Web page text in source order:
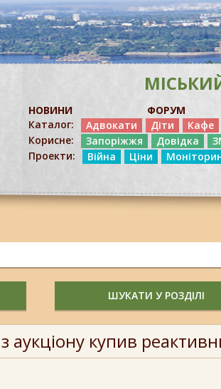
НОВИНИ ФОРУМ
Каталог:
Адвокати Діти Кафе
Корисне:
Запоріжжя Довідка
Проекти:
Війна Ціни
ШУКАТИ У РОЗДІЛІ
аукціону купив